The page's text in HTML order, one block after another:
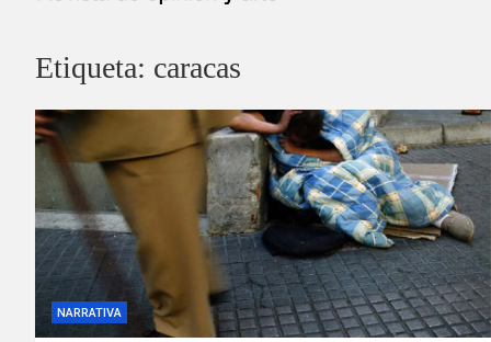
Etiqueta: caracas
NARRATIVA